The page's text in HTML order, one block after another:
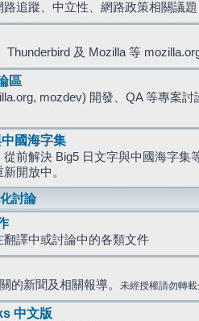
路追蹤、中立性、網路政策相關議題
Thunderbird 及 Mozilla 等
區
mozdev) 開發、QA 等專案討
國海字集
從前解決 Big5 日文字與中國海字集
開放中。
討論
翻譯中或討論中的各類文件
的新聞及相關報導。 未經授權請勿轉
中文版